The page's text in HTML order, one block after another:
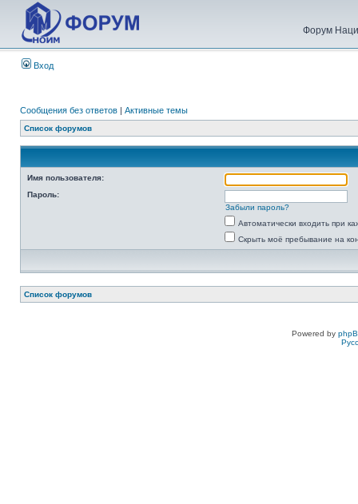
Форум
Вход
Сообщения без ответов | Активные темы
Список форумов
Имя пользователя:
Пароль:
Забыли пароль?
Автоматически входить при
Скрыть моё пребывание на
Список форумов
Powered by